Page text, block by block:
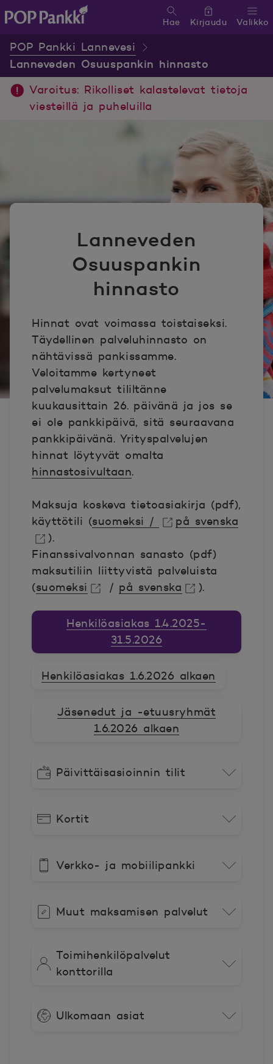
Valikko
Hae Kirjaudu
POP Pankki Lannevesi
Lanneveden Osuuspankin hinnasto
Varoitus: Rikolliset kalastelevat tietoja
viesteillä ja puheluilla
Lanneveden
Osuuspankin
hinnasto
Hinnat ovat voimassa toistaiseksi.
Täydellinen palveluhinnasto on
nähtävissä pankissamme.
Veloitamme kertyneet
palvelumaksut tililtänne
kuukausittain 26. päivänä ja jos se
ei ole pankkipäivä, sitä seuraavana
pankkipäivänä. Yrityspalvelujen
hinnat löytyvät omalta
hinnastosivultaan.
Maksuja koskeva tietoasiakirja (pdf),
käyttötili (suomeksi /
Avautuu uuteen ikkunaan.
på svenska
Avautuu uuteen ikkunaan.
).
Finanssivalvonnan sanasto (pdf)
maksutiliin liittyvistä palveluista
(suomeksi
/ på svenska
).
Henkilöasiakas 1.4.2025-
31.5.2026
Henkilöasiakas 1.6.2026 alkaen
Jäsenedut ja -etuusryhmät
1.6.2026 alkaen
Päivittäisasioinnin tilit
Kortit
Verkko- ja mobiilipankki
Muut maksamisen palvelut
Toimihenkilöpalvelut
konttorilla
Ulkomaan asiat